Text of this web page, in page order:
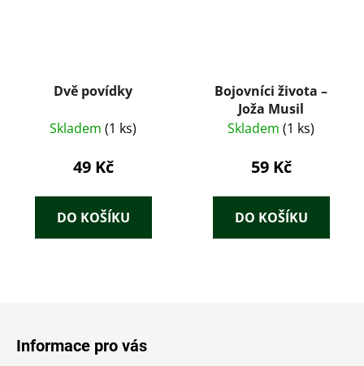
Dvě povídky
Skladem (1 ks)
49 Kč
DO KOŠÍKU
Bojovníci života –
Joža Musil
Skladem (1 ks)
59 Kč
DO KOŠÍKU
Informace pro vás